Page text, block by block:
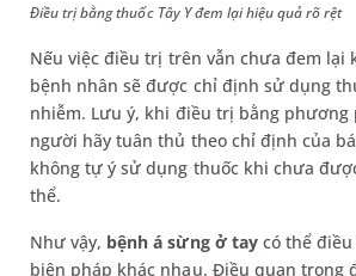
Điều trị bằng thuốc Tây Y đem lại hiệu quả rõ rệt
Nếu việc điều trị trên vẫn chưa đem lại
bệnh nhân sẽ được chỉ định sử dụng
nhiễm. Lưu ý, khi điều trị bằng phương
người hãy tuân thủ theo chỉ định của
không tự ý sử dụng thuốc khi chưa
thể.
Như vậy, bệnh á sừng ở tay có thể
biện pháp khác nhau. Điều quan trọng